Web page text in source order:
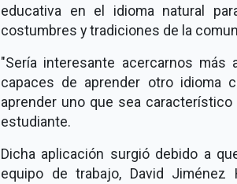
educativa en el idioma natural
costumbres y tradiciones de la
"Sería interesante acercarnos más
capaces de aprender otro idioma
aprender uno que sea
estudiante.
Dicha aplicación surgió debido a
equipo de trabajo, David Jiménez